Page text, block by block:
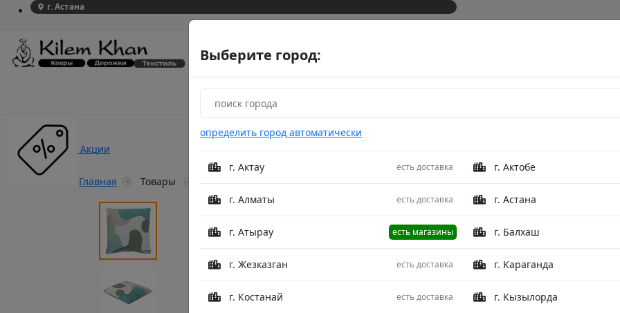
Выберите город:
определить город автоматически
г. Актау есть доставка г. Актобе
г. Алматы есть доставка г. Астана
г. Атырау есть магазины г. Балхаш
г. Жезказган есть доставка г. Караганда
г. Костанай есть доставка г. Кызылорда
г. Астана
Акции
Главная Товары
TK20-